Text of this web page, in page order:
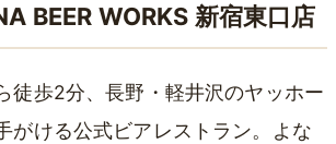
BEER WORKS 新宿東口店
徒歩2分、長野・軽井沢のヤッホー
がける公式ビアレストラン。よな